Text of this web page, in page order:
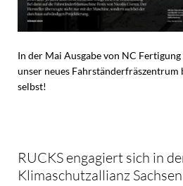
In der Mai Ausgabe von NC
unser neues
selbst!
RUCKS engagiert sich in
Klimaschutzallianz Sachsen